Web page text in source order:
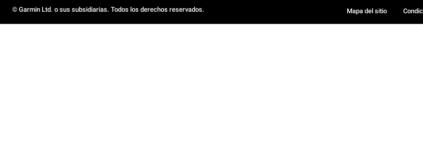
© Garmin Ltd. o sus subsidiarias. Todos los derechos reservados. Mapa del sitio